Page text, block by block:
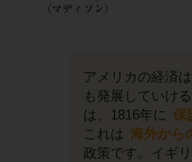
アメリカの経済
も発展していけ
は、1816年に 保
これは 海外から
政策です。イギ